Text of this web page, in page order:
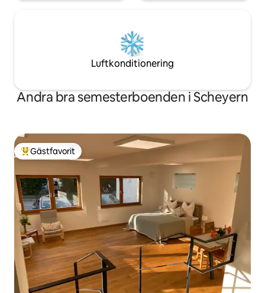
Luftkonditionering
Andra bra semesterboenden i Scheyern
Populär gästfavorit
Gästfavorit